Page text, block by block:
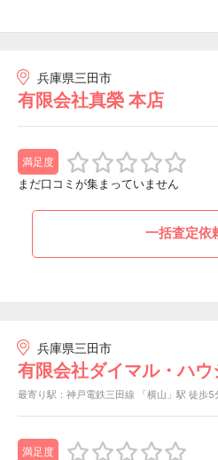
兵庫県三田市
有限会社真榮 本店
満足度
まだ口コミが集まっていません
一括査定依
兵庫県三田市
有限会社ダイマル・ハ
最寄り駅：神戸電鉄三田線 「横山」駅 徒歩5
満足度